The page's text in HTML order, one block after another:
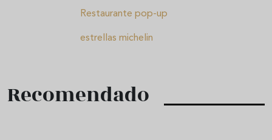
Restaurante pop-up
estrellas michelin
Recomendado